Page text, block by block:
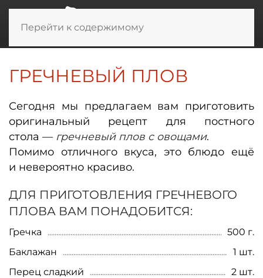
Перейти к содержимому
ГРЕЧНЕВЫЙ ПЛОВ
Сегодня мы предлагаем вам приготовить
оригинальный рецепт для постного
стола — гречневый плов с овощами.
Помимо отличного вкуса, это блюдо ещё
и невероятно красиво.
ДЛЯ ПРИГОТОВЛЕНИЯ ГРЕЧНЕВОГО
ПЛОВА ВАМ ПОНАДОБИТСЯ:
Гречка
500 г.
Баклажан
1 шт.
Перец сладкий
2 шт.